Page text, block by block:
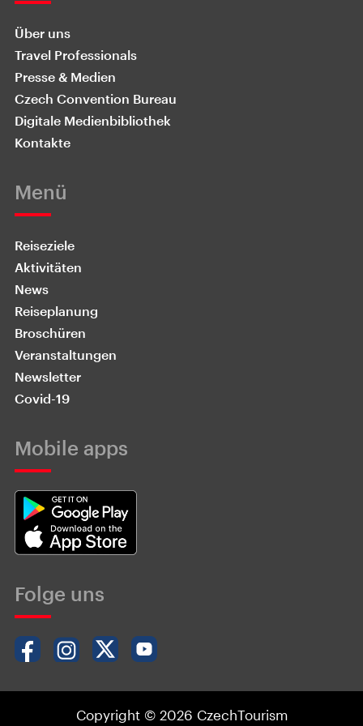
Über uns
Travel Professionals
Presse & Medien
Czech Convention Bureau
Digitale Medienbibliothek
Kontakte
Menü
Reiseziele
Aktivitäten
News
Reiseplanung
Broschüren
Veranstaltungen
Newsletter
Covid-19
Mobile apps
Folge uns
Copyright © 2026 CzechTourism